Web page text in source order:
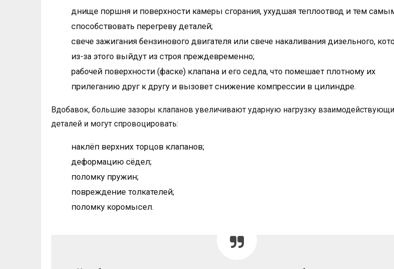
днище поршня и поверхности камеры сгорания, ухудшая теплоотвод и тем
способствовать перегреву деталей;
свече зажигания бензинового двигателя или свече накаливания дизельного,
из-за этого выйдут из строя преждевременно;
рабочей поверхности (фаске) клапана и его седла, что помешает плотному их
прилеганию друг к другу и вызовет снижение компрессии в цилиндре.
Вдобавок, большие зазоры клапанов увеличивают ударную нагрузку
деталей и могут спровоцировать:
наклёп верхних торцов клапанов;
деформацию сёдел;
поломку пружин;
повреждение толкателей;
поломку коромысел.